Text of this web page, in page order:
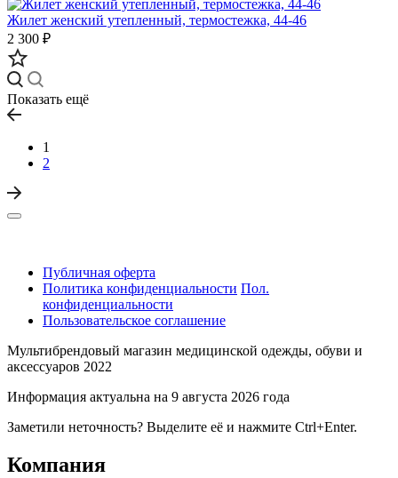
Жилет женский утепленный, термостежка, 44-46
2 300 ₽
Показать ещё
1
2
Публичная оферта
Политика конфиденциальности Пол.
конфиденциальности
Пользовательское соглашение
Мультибрендовый магазин медицинской одежды, обуви и
аксессуаров 2022
Информация актуальна на 9 августа 2026 года
Заметили неточность? Выделите её и нажмите Ctrl+Enter.
Компания